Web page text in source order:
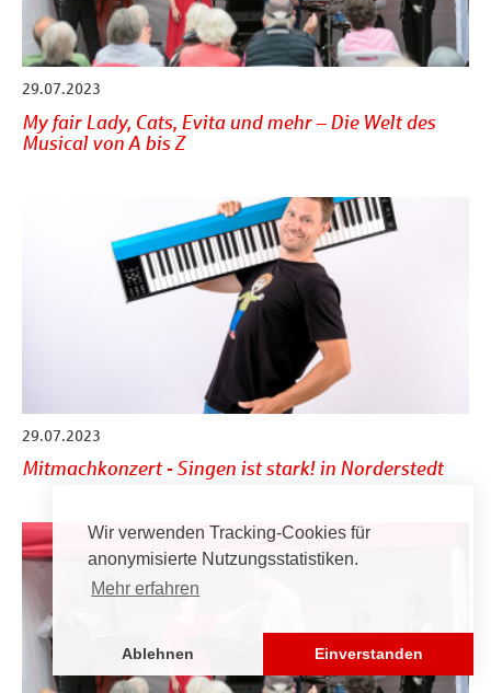
Wir verwenden Tracking-Cookies für
anonymisierte Nutzungsstatistiken.
Mehr erfahren
Ablehnen Einverstanden
29.07.2023
My fair Lady, Cats, Evita und mehr – Die Welt des
Musical von A bis Z
29.07.2023
Mitmachkonzert - Singen ist stark! in Norderstedt